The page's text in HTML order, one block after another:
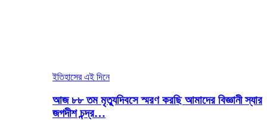
ইতিহাসের এই দিনে
আজ ৮৮ তম মৃত্যুদিবসে স্মরণ করছি আমাদের বিজ্ঞানী স্যার
জগদীশ চন্দ্র…